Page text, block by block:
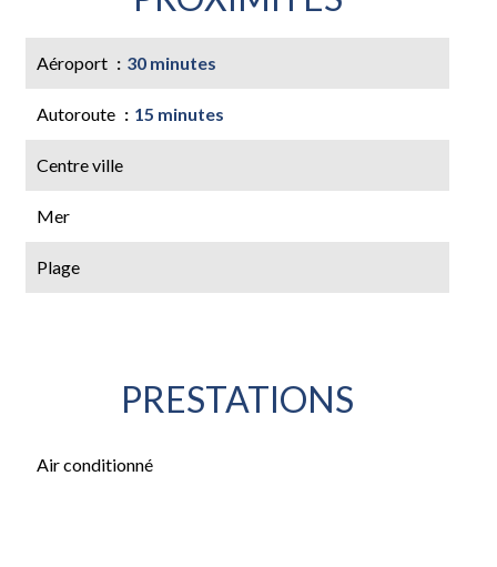
Aéroport 30 minutes
Autoroute 15 minutes
Centre ville
Mer
Plage
PRESTATIONS
Air conditionné